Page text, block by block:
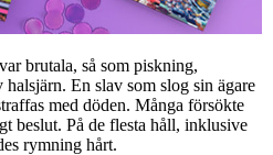
brutala, så som piskning,
En slav som slog sin ägare
med döden. Många försökte
beslut. På de flesta håll, inklusive
rymning hårt.